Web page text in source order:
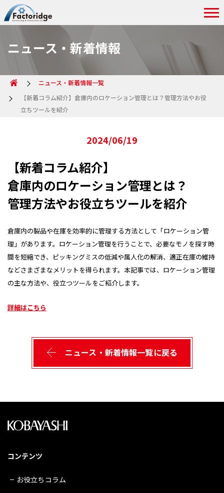
ニュース・新着情報
ニュース・新着情報一覧
【新着コラム紹介】倉庫内のロケーション管理とは？管理方法やお役
立ちツールを紹介
2024/06/19
【新着コラム紹介】
倉庫内のロケーション管理とは？
管理方法やお役立ちツールを紹介
倉庫内の製品や在庫を効率的に管理する方法として「ロケーション管
理」があります。ロケーション管理を行うことで、必要なモノを探す時
間を短縮でき、ピッキングミスの低減や属人化の解消、適正在庫の維持
などさまざまなメリットを得られます。本記事では、ロケーション管理
の主な方法や、役立つツールをご紹介します。
詳細はこちら
ニュース・新着情報一覧に戻る
コンテンツ
お役立ちコラム